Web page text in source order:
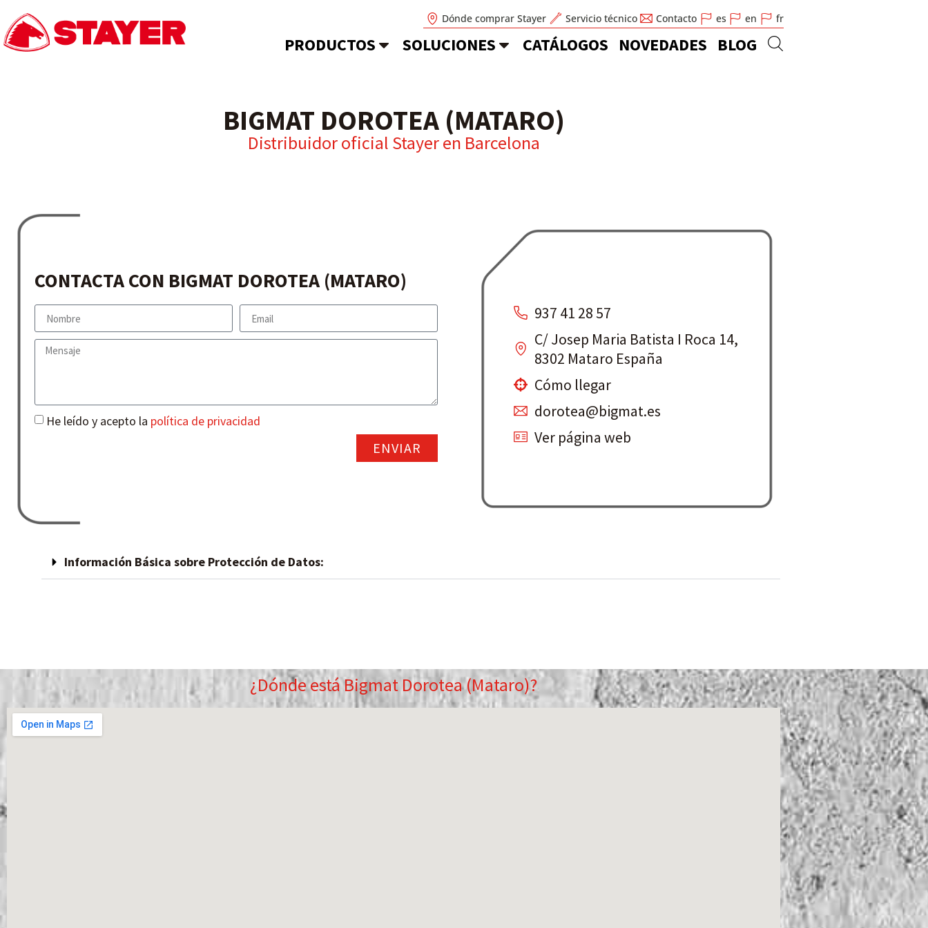
Dónde comprar Stayer Servicio técnico Contacto es en fr
PRODUCTOS SOLUCIONES CATÁLOGOS NOVEDADES BLOG
BIGMAT DOROTEA (MATARO)
Distribuidor oficial Stayer en Barcelona
CONTACTA CON BIGMAT DOROTEA (MATARO)
He leído y acepto la política de privacidad
ENVIAR
937 41 28 57
C/ Josep Maria Batista I Roca 14,
8302 Mataro España
Cómo llegar
dorotea@bigmat.es
Ver página web
Información Básica sobre Protección de Datos:
¿Dónde está Bigmat Dorotea (Mataro)?